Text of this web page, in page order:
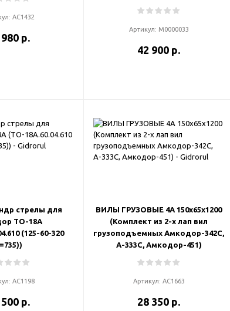
АС1432
р.
Артикул: М0000033
42 900 р.
стрелы для
ТО-18А
(125-60-320
АС1198
р.
ВИЛЫ ГРУЗОВЫЕ 4А 150х65х1200
(Комплект из 2-х лап вил
грузоподъемных Амкодор-342С,
А-333С, Амкодор-451)
Артикул: АС1663
28 350 р.